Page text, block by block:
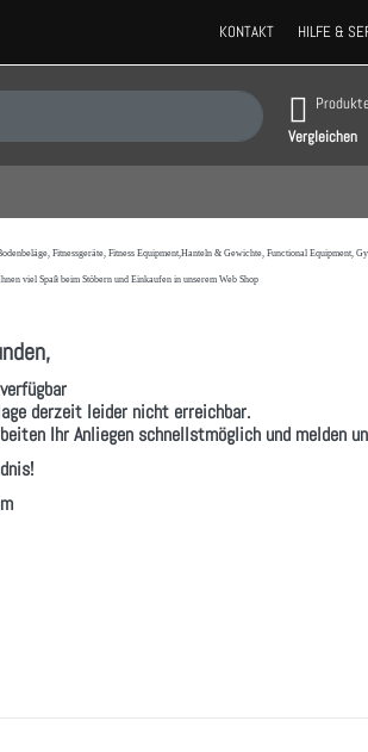
KONTAKT HILFE &
automatisch erste Ergebnisse. DrückenProdukte
Vergleichen
Fitnessgeräte, Fitness Equipment,Hanteln & Gewichte, Functional Equipment,
viel Spaß beim Stöbern und Einkaufen in unserem Web Shop
derzeit leider nicht erreichbar.
Ihr Anliegen schnellstmöglich und melden